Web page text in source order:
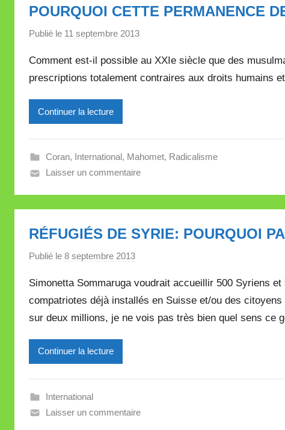
POURQUOI CETTE PERMANENCE
Publié le 11 septembre 2013
r
M
l
l
l
t
t
e
Comment est-il possible au XXIe siècle que des
prescriptions totalement contraires aux droits humains
Continuer la lecture
Coran, International, Mahomet, Radicalisme
Laisser un commentaire
RÉFUGIÉS DE SYRIE: POURQUOI
Publié le 8 septembre 2013
r
M
i
e
Simonetta Sommaruga voudrait accueillir 500 Syriens
compatriotes déjà installés en Suisse et/ou des
sur deux millions, je ne vois pas très bien quel sens ce
Continuer la lecture
International
Laisser un commentaire